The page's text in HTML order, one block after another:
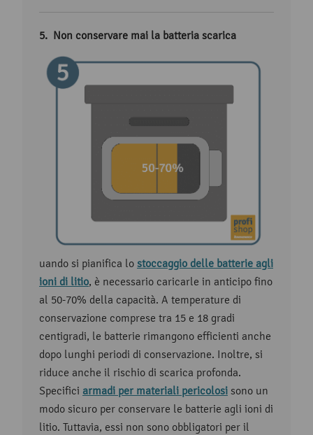
Non conservare mai la batteria scarica
uando si pianifica lo stoccaggio delle batterie agli
ioni di litio, è necessario caricarle in anticipo fino
al 50-70% della capacità. A temperature di
conservazione comprese tra 15 e 18 gradi
centigradi, le batterie rimangono efficienti anche
dopo lunghi periodi di conservazione. Inoltre, si
riduce anche il rischio di scarica profonda.
Specifici armadi per materiali pericolosi sono un
modo sicuro per conservare le batterie agli ioni di
litio. Tuttavia, essi non sono obbligatori per il